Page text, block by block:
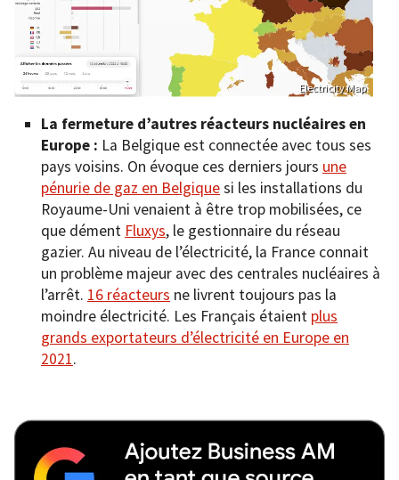
Electricity Map
La fermeture d’autres réacteurs nucléaires en
Europe : La Belgique est connectée avec tous ses
pays voisins. On évoque ces derniers jours une
pénurie de gaz en Belgiquesi les installations du
Royaume-Uni venaient à être trop mobilisées, ce
que dément Fluxys, le gestionnaire du réseau
gazier. Au niveau de l’électricité, la France connait
un problème majeur avec des centrales nucléaires à
l’arrêt. 16 réacteurs ne livrent toujours pas la
moindre électricité. Les Français étaient plus
grands exportateurs d’électricité en Europe en
2021.